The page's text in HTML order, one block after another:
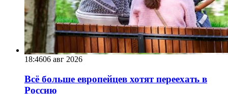
18:4606 авг 2026
Всё больше европейцев хотят переехать в
Россию